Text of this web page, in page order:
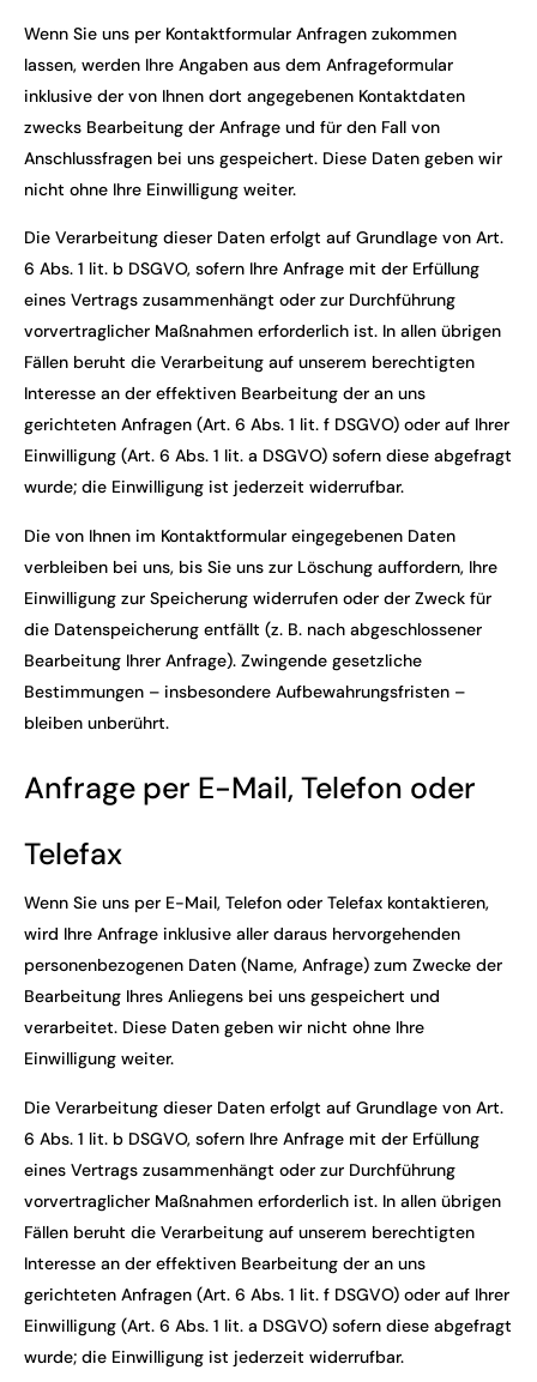
Wenn Sie uns per Kontaktformular Anfragen zukommen
lassen, werden Ihre Angaben aus dem Anfrageformular
inklusive der von Ihnen dort angegebenen Kontaktdaten
zwecks Bearbeitung der Anfrage und für den Fall von
Anschlussfragen bei uns gespeichert. Diese Daten geben wir
nicht ohne Ihre Einwilligung weiter.
Die Verarbeitung dieser Daten erfolgt auf Grundlage von Art.
6 Abs. 1 lit. b DSGVO, sofern Ihre Anfrage mit der Erfüllung
eines Vertrags zusammenhängt oder zur Durchführung
vorvertraglicher Maßnahmen erforderlich ist. In allen übrigen
Fällen beruht die Verarbeitung auf unserem berechtigten
Interesse an der effektiven Bearbeitung der an uns
gerichteten Anfragen (Art. 6 Abs. 1 lit. f DSGVO) oder auf Ihrer
Einwilligung (Art. 6 Abs. 1 lit. a DSGVO) sofern diese abgefragt
wurde; die Einwilligung ist jederzeit widerrufbar.
Die von Ihnen im Kontaktformular eingegebenen Daten
verbleiben bei uns, bis Sie uns zur Löschung auffordern, Ihre
Einwilligung zur Speicherung widerrufen oder der Zweck für
die Datenspeicherung entfällt (z. B. nach abgeschlossener
Bearbeitung Ihrer Anfrage). Zwingende gesetzliche
Bestimmungen – insbesondere Aufbewahrungsfristen –
bleiben unberührt.
Anfrage per E-Mail, Telefon oder
Telefax
Wenn Sie uns per E-Mail, Telefon oder Telefax kontaktieren,
wird Ihre Anfrage inklusive aller daraus hervorgehenden
personenbezogenen Daten (Name, Anfrage) zum Zwecke der
Bearbeitung Ihres Anliegens bei uns gespeichert und
verarbeitet. Diese Daten geben wir nicht ohne Ihre
Einwilligung weiter.
Die Verarbeitung dieser Daten erfolgt auf Grundlage von Art.
6 Abs. 1 lit. b DSGVO, sofern Ihre Anfrage mit der Erfüllung
eines Vertrags zusammenhängt oder zur Durchführung
vorvertraglicher Maßnahmen erforderlich ist. In allen übrigen
Fällen beruht die Verarbeitung auf unserem berechtigten
Interesse an der effektiven Bearbeitung der an uns
gerichteten Anfragen (Art. 6 Abs. 1 lit. f DSGVO) oder auf Ihrer
Einwilligung (Art. 6 Abs. 1 lit. a DSGVO) sofern diese abgefragt
wurde; die Einwilligung ist jederzeit widerrufbar.